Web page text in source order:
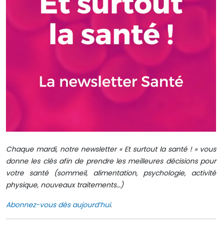
Chaque mardi, notre newsletter « Et surtout la santé ! » vous
donne les clés afin de prendre les meilleures décisions pour
votre santé (sommeil, alimentation, psychologie, activité
physique, nouveaux traitements…)
Abonnez-vous dès aujourd’hui.